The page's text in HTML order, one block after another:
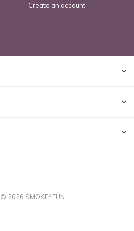
Create an account
© 2026 SMOKE4FUN